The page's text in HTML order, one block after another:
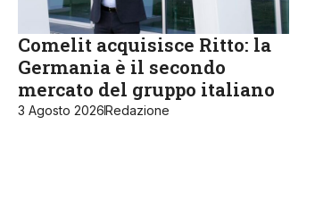
Comelit acquisisce Ritto: la
Germania è il secondo
mercato del gruppo italiano
3 Agosto 2026Redazione